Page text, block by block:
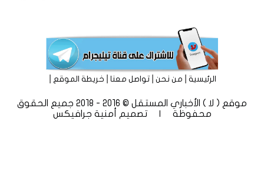
الرئيسية|من نحن|تواصل معنا|خريطة الموقع
موقع ( لا ) الأخباري المستقل © 2016 - 2018 جميع الحقوق
محفوظة | تصميم
أمنية جرافيكس